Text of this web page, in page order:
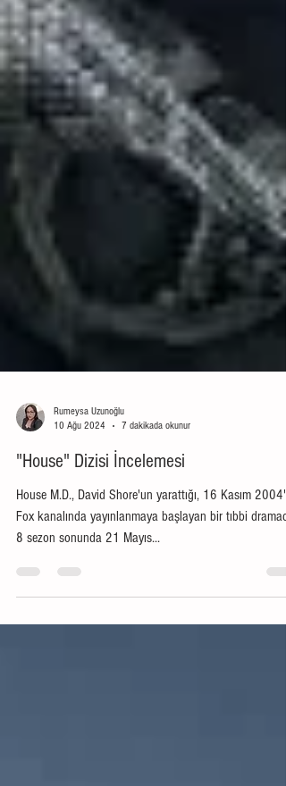
10 Ağu 2024
7 dakikada okunur
"House" Dizisi İncelemesi
House M.D., David Shore'un yarattığı, 16 Kasım 2004'te
Fox kanalında yayınlanmaya başlayan bir tıbbi
8 sezon sonunda 21 Mayıs...